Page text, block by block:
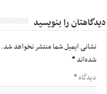
دیدگاهتان را بنویسید
نشانی ایمیل شما منتشر نخواهد شد.
شده‌اند*
دیدگاه*